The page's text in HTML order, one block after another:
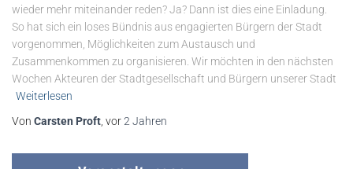
wieder mehr miteinander reden? Ja? Dann ist dies eine Einladung.
So hat sich ein loses Bündnis aus engagierten Bürgern der Stadt
vorgenommen, Möglichkeiten zum Austausch und
Zusammenkommen zu organisieren. Wir möchten in den nächsten
Wochen Akteuren der Stadtgesellschaft und Bürgern unserer Stadt
Weiterlesen
Von Carsten Proft, vor2 Jahren